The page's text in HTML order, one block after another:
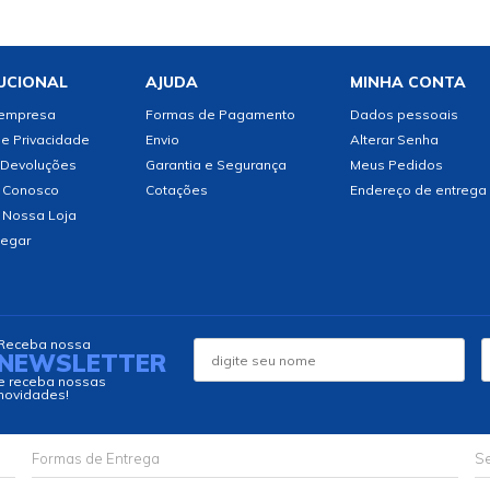
Privacidade
Nossa Loja
AJUDA
Formas de Pagamento
Envio
Garantia e Segurança
Cotações
MINHA CONTA
Dados pessoais
Alterar Senha
Meus Pedidos
Endereço de entrega
nossa
receba nossas
Formas de Entrega